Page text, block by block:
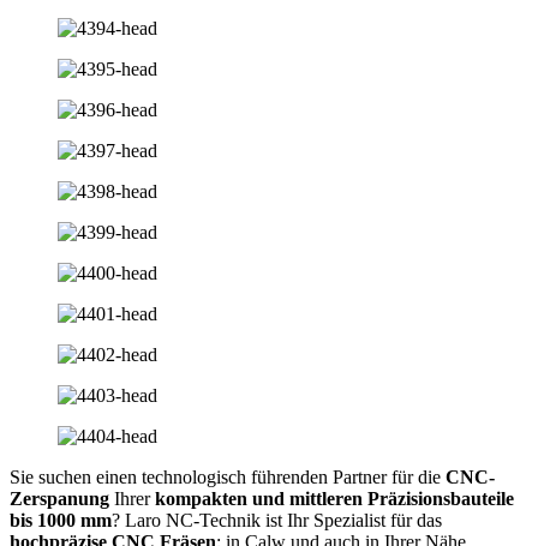
Sie suchen einen technologisch führenden Partner für die CNC-
Zerspanung Ihrerkompakten und mittleren Präzisionsbauteile
bis 1000 mm? Laro NC-Technik ist Ihr Spezialist für das